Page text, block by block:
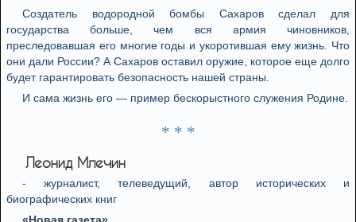
Создатель водородной бомбы Сахаров сделал для
государства больше, чем вся армия чиновников,
преследовавшая его многие годы и укоротившая ему жизнь. Что
они дали России? А Сахаров оставил оружие, которое еще долго
будет гарантировать безопасность нашей страны.
И сама жизнь его — пример бескорыстного служения Родине.
* * *
Леонид Млечин
- журналист, телеведущий, автор исторических и
биографических книг